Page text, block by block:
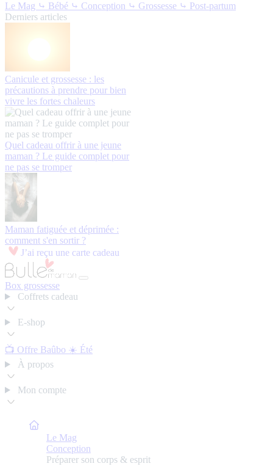
Le Mag ⤷ Bébé ⤷ Conception ⤷ Grossesse ⤷ Post-partum
Derniers articles
Canicule et grossesse : les
précautions à prendre pour bien
vivre les fortes chaleurs
Quel cadeau offrir à une jeune
maman ? Le guide complet pour
ne pas se tromper
Maman fatiguée et déprimée :
comment s'en sortir ?
J’ai reçu une carte cadeau
Box grossesse
Coffrets cadeau
E-shop
📺 Offre Baûbo ☀️ Été
À propos
Mon compte
Bulle de Maman
Le Mag
Conception
Préparer son corps & esprit